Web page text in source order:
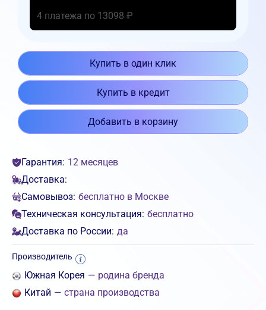
4 платежа по 13098 ₽
Купить в один клик
Купить в кредит
Добавить в корзину
Гарантия: 12 месяцев
Доставка:
Самовывоз: бесплатно в Москве
Техническая консультация: бесплатно
Доставка по России: да
Производитель
Южная Корея — родина бренда
Китай — страна производства